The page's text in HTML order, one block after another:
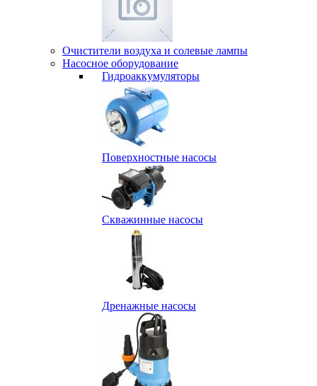
Очистители воздуха и солевые лампы
Насосное оборудование
Гидро­аккумуляторы
Поверхностные насосы
Скважинные насосы
Дренажные насосы